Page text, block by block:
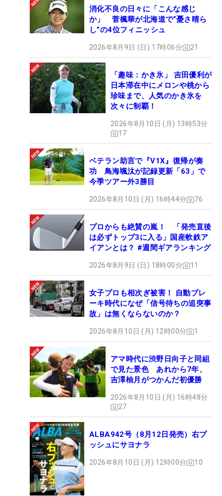
消化不良の日々に「こんな感じ
か」 菅楓華が北海道で“憂さ晴ら
し”の4位フィニッシュ
2026年8月9日 (日) 17時06分 21
「趣味：かき氷」 吉田優利が
日本滞在中にメロンや桃から
珍味まで、人気のかき氷を
次々に制覇！
2026年8月10日 (月) 13時53分
17
ベテラン助言で『V1X』復帰が奏
功 鳥海颯汰が記録更新「63」で
今季ツアー外3勝目
2026年8月10日 (月) 16時44分 76
プロからも絶賛の嵐！ 「発売直後
は必ずトップ3に入る」国産軟鉄ア
イアンとは？ #週間ギアランキング
2026年8月9日 (日) 18時00分 11
女子プロも相次ぎ被害！ 自動ブレ
ーキ時代になぜ「信号待ちの追突事
故」は無くならないのか？
2026年8月10日 (月) 12時00分 1
アマ時代に渋野日向子と同組
で見た景色 あれから7年、
吉澤柚月がつかんだ初優勝
2026年8月10日 (月) 16時48分
27
ALBA942号（8月12日発売）右プ
ッシュにサヨナラ
2026年8月10日 (月) 12時00分 10